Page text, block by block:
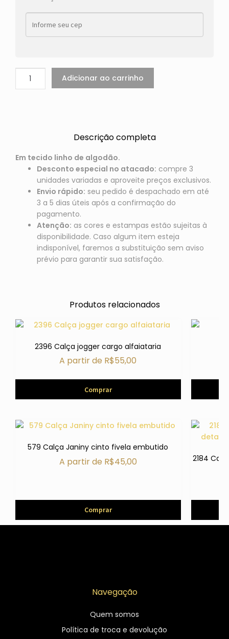
Adicionar ao carrinho
Descrição completa
Em tecido linho de algodão.
Desconto especial no atacado: compre 3
unidades variadas e aproveite preços exclusivos.
Envio rápido: seu pedido é despachado em até
3 a 5 dias úteis após a confirmação do
pagamento.
Atenção: as cores e estampas estão sujeitas à
disponibilidade. Caso algum item esteja
indisponível, faremos a substituição sem aviso
prévio para garantir sua satisfação.
Produtos relacionados
2396 Calça jogger cargo alfaiataria
A partir de R$55,00
Comprar
579 Calça Janiny cinto fivela embutido
A partir de R$45,00
Comprar
2184
Navegação
Quem somos
Política de troca e devolução